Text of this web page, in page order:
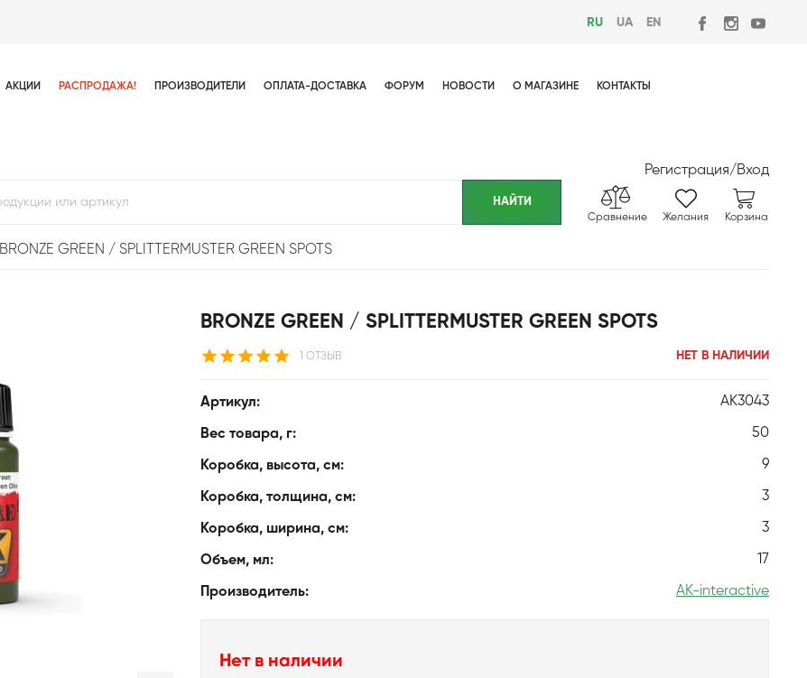
RU UA EN
АКЦИИ РАСПРОДАЖА! ПРОИЗВОДИТЕЛИ ОПЛАТА-ДОСТАВКА ФОРУМ НОВОСТИ О МАГАЗИНЕ КОНТАКТЫ
Регистрация/Вход
Сравнение Желания Корзина
BRONZE GREEN / SPLITTERMUSTER GREEN SPOTS
BRONZE GREEN / SPLITTERMUSTER GREEN SPOTS
1 ОТЗЫВ НЕТ В НАЛИЧИИ
Артикул: AK3043
Вес товара, г: 50
Коробка, высота, см: 9
Коробка, толщина, см: 3
Коробка, ширина, см: 3
Объем, мл: 17
Производитель: AK-interactive
Нет в наличии